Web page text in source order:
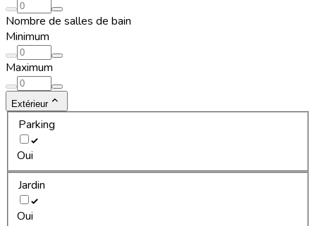
Nombre de salles de bain
Minimum
Maximum
Extérieur
Parking
Oui
Jardin
Oui